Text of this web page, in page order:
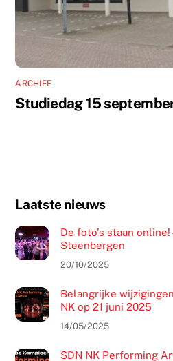
ARCHIEF
Studiedag 15
Laatste nieuws
De foto’s staan
Steenbergen
20/10/2025
Belangrijke
NK op 21 juni 2025
14/05/2025
SDN NK Performing